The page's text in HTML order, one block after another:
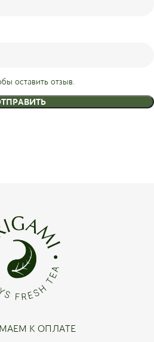
оставить отзыв.
К ОПЛАТЕ